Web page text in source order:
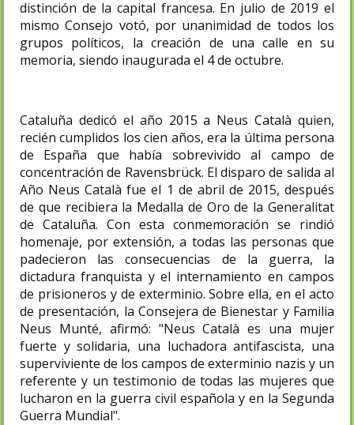
distinción de la capital francesa. En julio de 2019 el
mismo Consejo votó, por unanimidad de todos los
grupos políticos, la creación de una calle en su
memoria, siendo inaugurada el 4 de octubre.
Cataluña dedicó el año 2015 a Neus Català quien,
recién cumplidos los cien años, era la última persona
de España que había sobrevivido al campo de
concentración de Ravensbrück. El disparo de salida al
Año Neus Català fue el 1 de abril de 2015, después
de que recibiera la Medalla de Oro de la Generalitat
de Cataluña. Con esta conmemoración se rindió
homenaje, por extensión, a todas las personas que
padecieron las consecuencias de la guerra, la
dictadura franquista y el internamiento en campos
de prisioneros y de exterminio. Sobre ella, en el acto
de presentación, la Consejera de Bienestar y Familia
Neus Munté, afirmó: "Neus Català es una mujer
fuerte y solidaria, una luchadora antifascista, una
superviviente de los campos de exterminio nazis y un
referente y un testimonio de todas las mujeres que
lucharon en la guerra civil española y en la Segunda
Guerra Mundial".​